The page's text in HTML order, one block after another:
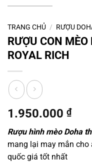
TRANG CHỦ / RƯỢU
RƯỢU CON
ROYAL RICH
1.950.000 ₫
Rượu hình mèo Doha
mang lại may mắn
quốc giá tốt nhất